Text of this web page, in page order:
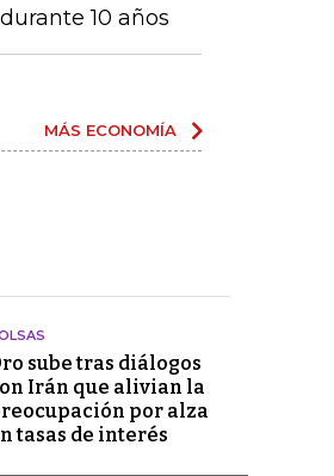
10 años
MÁS ECONOMÍA
sube tras diálogos
Irán que alivian la
por alza
tasas de interés